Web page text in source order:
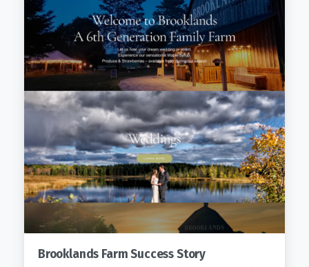
Brooklands Farm Success Story